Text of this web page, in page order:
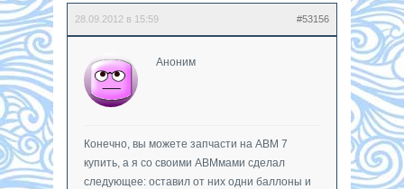
28.09.2012 в 15:59 #53156
Аноним
Конечно, вы можете запчасти на АВМ 7
купить, а я со своими АВМмами сделал
следующее: оставил от них одни баллоны и